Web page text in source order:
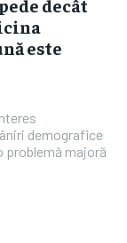
decât
este
demografice
problemă majoră